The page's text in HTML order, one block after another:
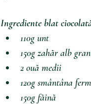
Ingrediente blat
110g unt
150g zahăr alb
2 ouă medii
120g smântâna
150g făină